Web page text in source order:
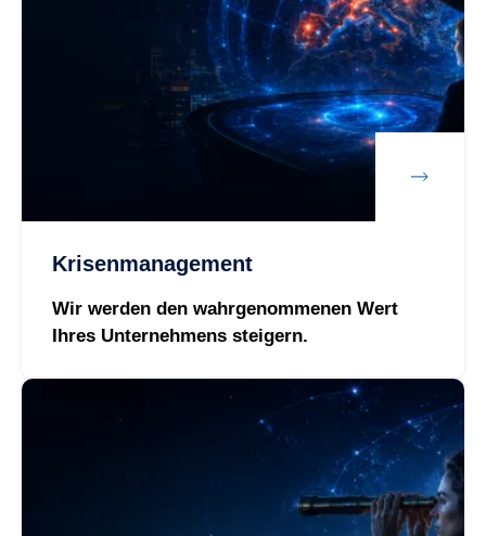
Krisenmanagement
Wir werden den wahrgenommenen Wert
Ihres Unternehmens steigern.